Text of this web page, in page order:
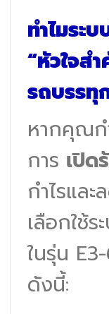
ทำไมระ
“หัวใจส
รถบรรทุ
หากคุณก
การ เปิด
กำไรแล
เลือกใช้
ในรุ่น
ดังนี้: